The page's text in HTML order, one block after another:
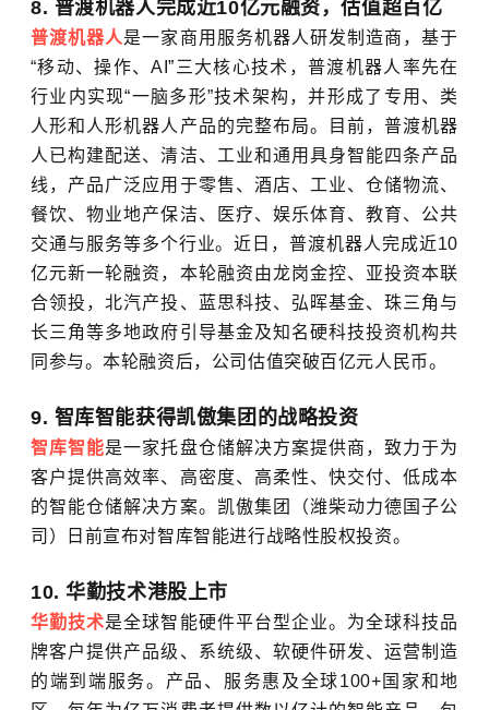
8. 普渡机器人完成近10亿元融资，估值超百亿
普渡机器人是一家商用服务机器人研发制造商，基于
“移动、操作、AI”三大核心技术，普渡机器人率先在
行业内实现“一脑多形”技术架构，并形成了专用、类
人形和人形机器人产品的完整布局。目前，普渡机器
人已构建配送、清洁、工业和通用具身智能四条产品
线，产品广泛应用于零售、酒店、工业、仓储物流、
餐饮、物业地产保洁、医疗、娱乐体育、教育、公共
交通与服务等多个行业。近日，普渡机器人完成近10
亿元新一轮融资，本轮融资由龙岗金控、亚投资本联
合领投，北汽产投、蓝思科技、弘晖基金、珠三角与
长三角等多地政府引导基金及知名硬科技投资机构共
同参与。本轮融资后，公司估值突破百亿元人民币。
9. 智库智能获得凯傲集团的战略投资
智库智能是一家托盘仓储解决方案提供商，致力于为
客户提供高效率、高密度、高柔性、快交付、低成本
的智能仓储解决方案。凯傲集团（潍柴动力德国子公
司）日前宣布对智库智能进行战略性股权投资。
10. 华勤技术港股上市
华勤技术是全球智能硬件平台型企业。为全球科技品
牌客户提供产品级、系统级、软硬件研发、运营制造
的端到端服务。产品、服务惠及全球100+国家和地